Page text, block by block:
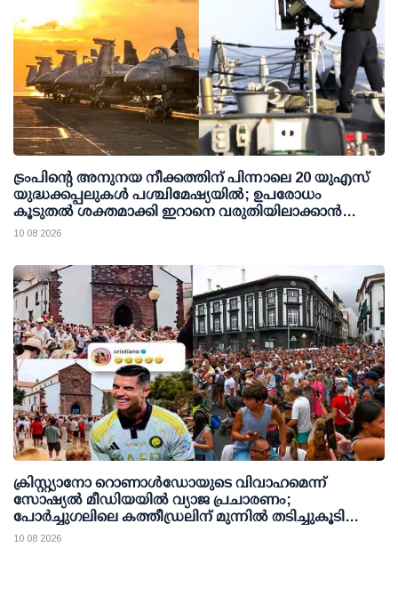
ട്രംപിന്റെ അനുനയ നീക്കത്തിന് പിന്നാലെ 20 യുഎസ്
യുദ്ധക്കപ്പലുകള്‍ പശ്ചിമേഷ്യയില്‍; ഉപരോധം
കൂടുതല്‍ ശക്തമാക്കി ഇറാനെ വരുതിയിലാക്കാന്‍
നീക്കം
10 08 2026
ക്രിസ്റ്റ്യാനോ റൊണാള്‍ഡോയുടെ വിവാഹമെന്ന്
സോഷ്യല്‍ മീഡിയയില്‍ വ്യാജ പ്രചാരണം;
പോര്‍ച്ചുഗലിലെ കത്തീഡ്രലിന് മുന്നില്‍ തടിച്ചുകൂടി
ജനക്കൂട്ടം
10 08 2026